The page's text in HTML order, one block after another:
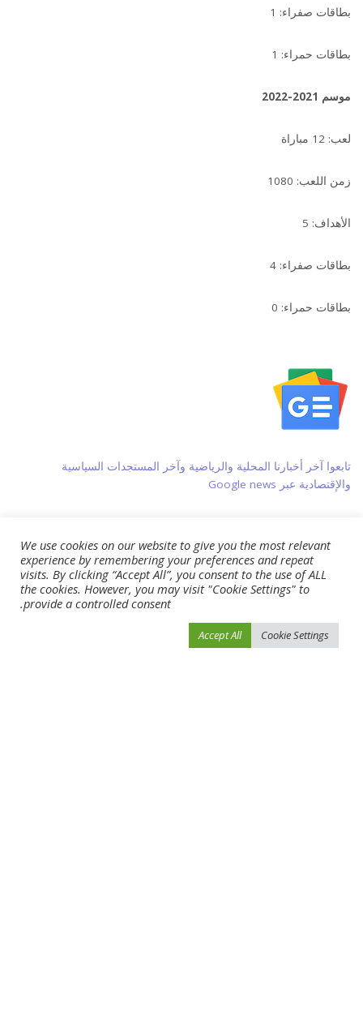
بطاقات صفراء: 1
بطاقات حمراء: 1
موسم 2021-2022
لعب: 12 مباراة
زمن اللعب: 1080
الأهداف: 5
بطاقات صفراء: 4
بطاقات حمراء: 0
تابعوا آخر أخبارنا المحلية والرياضية وآخر المستجدات السياسية
والإقتصادية عبر Google news
فيسبوك
لينكدين
Pin Interest
We use cookies on our website to give you the most relevant
experience by remembering your preferences and repeat
visits. By clicking “Accept All”, you consent to the use of ALL
the cookies. However, you may visit "Cookie Settings" to
provide a controlled consent.
Cookie Settings
Accept All